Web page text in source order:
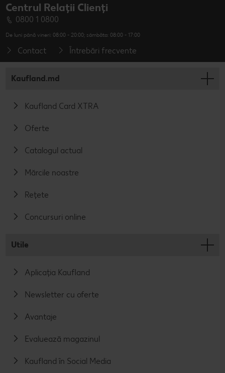
Centrul Relații Clienți
0800 1 0800
De luni până vineri: 08:00 - 20:00; sâmbăta: 08:00 - 17:00
Contact Întrebări frecvente
Kaufland.md
Kaufland Card XTRA
Oferte
Catalogul actual
Mărcile noastre
Rețete
Concursuri online
Utile
Aplicația Kaufland
Newsletter cu oferte
Avantaje
Evaluează magazinul
Kaufland în Social Media